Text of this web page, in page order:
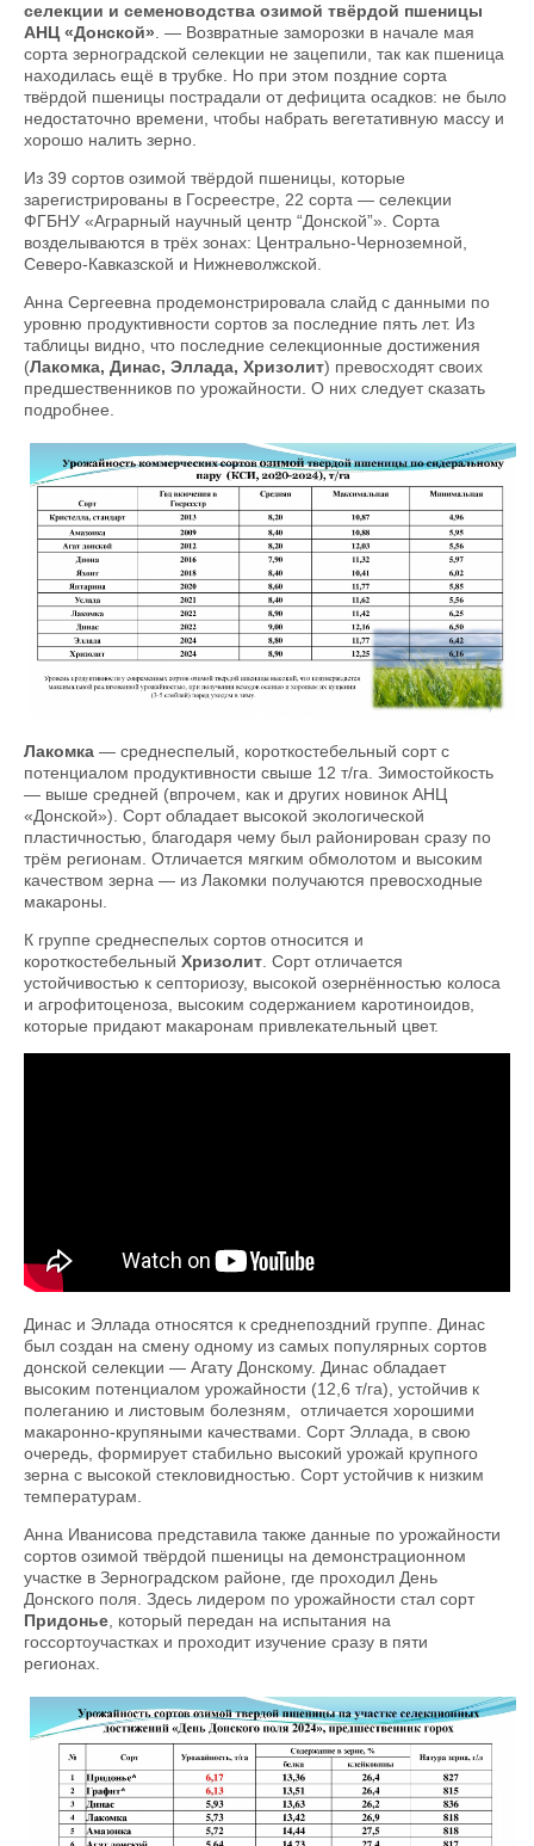
селекции и семеноводства озимой твёрдой пшеницы
АНЦ «Донской» . — Возвратные заморозки в начале мая
сорта зерноградской селекции не зацепили, так как пшеница
находилась ещё в трубке. Но при этом поздние сорта
твёрдой пшеницы пострадали от дефицита осадков: не было
недостаточно времени, чтобы набрать вегетативную массу и
хорошо налить зерно.
Из 39 сортов озимой твёрдой пшеницы, которые
зарегистрированы в Госреестре, 22 сорта — селекции
ФГБНУ «Аграрный научный центр “Донской”». Сорта
возделываются в трёх зонах: Центрально-Черноземной,
Северо-Кавказской и Нижневолжской.
Анна Сергеевна продемонстрировала слайд с данными по
уровню продуктивности сортов за последние пять лет. Из
таблицы видно, что последние селекционные достижения
(Лакомка, Динас, Эллада, Хризолит) превосходят своих
предшественников по урожайности. О них следует сказать
подробнее.
Лакомка — среднеспелый, короткостебельный сорт с
потенциалом продуктивности свыше 12 т/га. Зимостойкость
— выше средней (впрочем, как и других новинок АНЦ
«Донской»). Сорт обладает высокой экологической
пластичностью, благодаря чему был районирован сразу по
трём регионам. Отличается мягким обмолотом и высоким
качеством зерна — из Лакомки получаются превосходные
макароны.
К группе среднеспелых сортов относится и
короткостебельный Хризолит . Сорт отличается
устойчивостью к септориозу, высокой озернённостью колоса
и агрофитоценоза, высоким содержанием каротиноидов,
которые придают макаронам привлекательный цвет.
Динас и Эллада относятся к среднепоздний группе. Динас
был создан на смену одному из самых популярных сортов
донской селекции — Агату Донскому. Динас обладает
высоким потенциалом урожайности (12,6 т/га), устойчив к
полеганию и листовым болезням, отличается хорошими
макаронно-крупяными качествами. Сорт Эллада, в свою
очередь, формирует стабильно высокий урожай крупного
зерна с высокой стекловидностью. Сорт устойчив к низким
температурам.
Анна Иванисова представила также данные по урожайности
сортов озимой твёрдой пшеницы на демонстрационном
участке в Зерноградском районе, где проходил День
Донского поля. Здесь лидером по урожайности стал сорт
Придонье , который передан на испытания на
госсортоучастках и проходит изучение сразу в пяти
регионах.